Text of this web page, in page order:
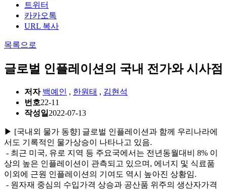
트위터
카카오톡
URL 복사
목록으로
글로벌 인플레이션의 국내 전가와 시사점
저자 백예인 , 한원태 , 김현석
번호22-11
작성일 2022-07-13
▶ [국내외 물가 동향] 글로벌 인플레이션과 함께 우리나라에
서도 기록적인 물가상승이 나타나고 있음.
- 최근 미국, 유로 지역 등 주요국에서는 전년동월대비 8% 이
상의 높은 인플레이션이 관측되고 있으며, 에너지 및 식료품
이외에 근원 인플레이션의 기여도 역시 높아진 상황임.
- 원자재 중심의 수입가격 상승과 공산품 위주의 생산자가격